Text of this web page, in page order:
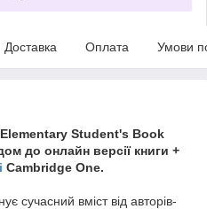
Доставка Оплата Умови
Student's Book
до онлайн версії книги +
Cambridge One.
сучасний вміст від авторів-